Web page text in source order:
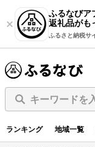
ふるなびア
返礼品がも
ふるさと納税サ
キーワードを
ランキング 地域一覧